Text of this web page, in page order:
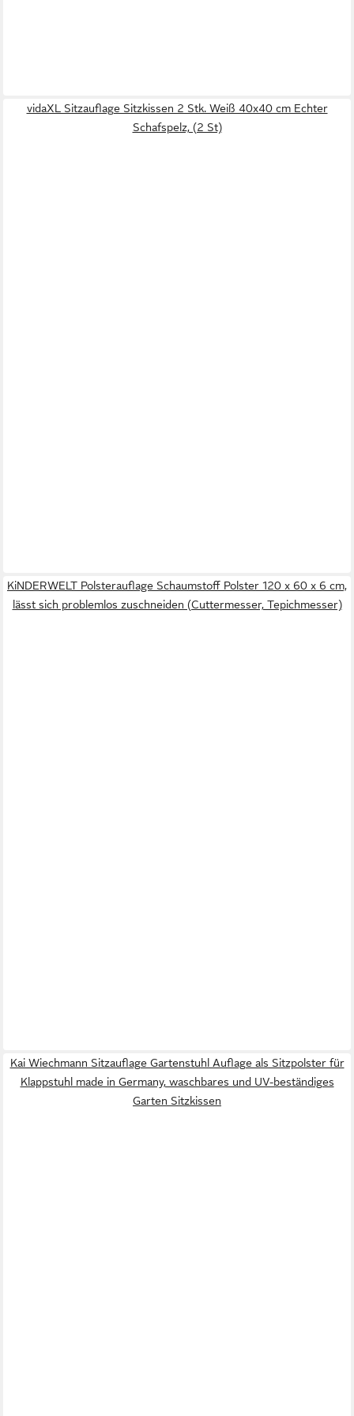
vidaXL Sitzauflage Sitzkissen 2 Stk. Weiß 40x40 cm Echter
Schafspelz, (2 St)
KiNDERWELT Polsterauflage Schaumstoff Polster 120 x 60 x 6 cm,
lässt sich problemlos zuschneiden (Cuttermesser, Tepichmesser)
Kai Wiechmann Sitzauflage Gartenstuhl Auflage als Sitzpolster für
Klappstuhl made in Germany, waschbares und UV-beständiges
Garten Sitzkissen